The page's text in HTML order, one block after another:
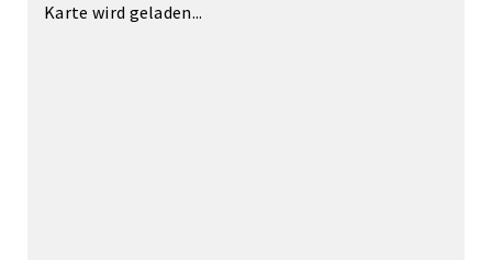
Karte wird geladen...